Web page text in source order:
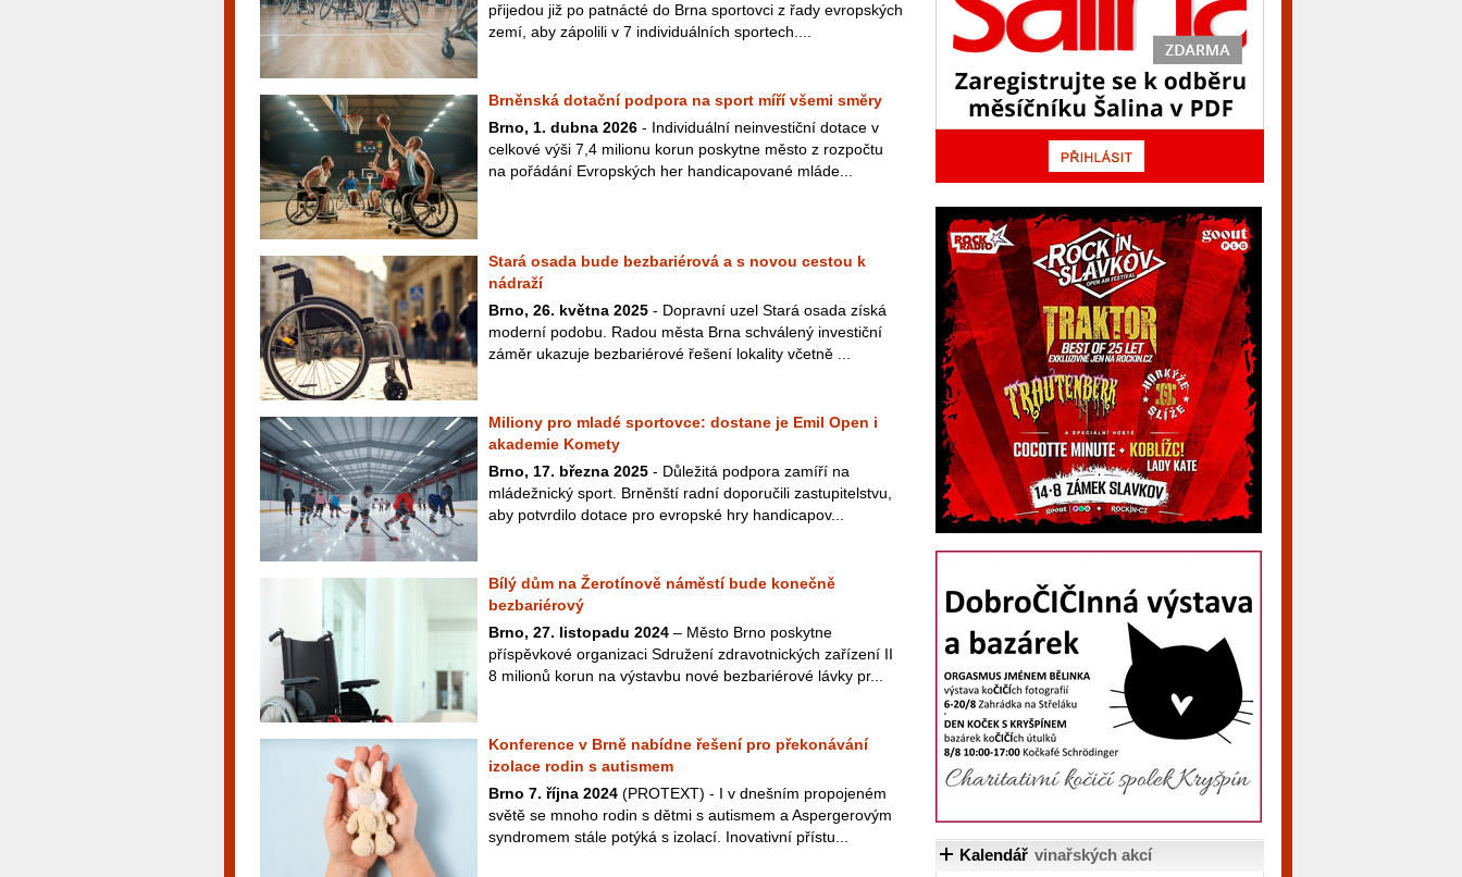
přijedou již po patnácté do Brna sportovci z řady evropských
zemí, aby zápolili v 7 individuálních sportech....
Brněnská dotační podpora na sport míří všemi směry
Brno, 1. dubna 2026 - Individuální neinvestiční dotace v
celkové výši 7,4 milionu korun poskytne město z rozpočtu
na pořádání Evropských her handicapované mláde...
Stará osada bude bezbariérová a s novou cestou k
nádraží
Brno, 26. května 2025 - Dopravní uzel Stará osada získá
moderní podobu. Radou města Brna schválený investiční
záměr ukazuje bezbariérové řešení lokality včetně ...
Miliony pro mladé sportovce: dostane je Emil Open i
akademie Komety
Brno, 17. března 2025 - Důležitá podpora zamíří na
mládežnický sport. Brněnští radní doporučili zastupitelstvu,
aby potvrdilo dotace pro evropské hry handicapov...
Bílý dům na Žerotínově náměstí bude konečně
bezbariérový
Brno, 27. listopadu 2024 – Město Brno poskytne
příspěvkové organizaci Sdružení zdravotnických zařízení II
8 milionů korun na výstavbu nové bezbariérové lávky pr...
Konference v Brně nabídne řešení pro překonávání
izolace rodin s autismem
Brno 7. října 2024 (PROTEXT) - I v dnešním propojeném
světě se mnoho rodin s dětmi s autismem a Aspergerovým
syndromem stále potýká s izolací. Inovativní přístu...
Kalendář vinařských akcí